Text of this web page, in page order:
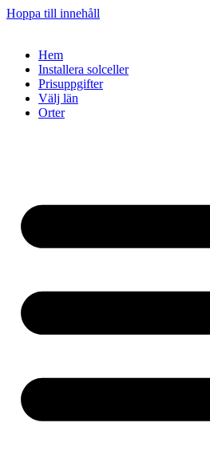
Hoppa till innehåll
Hem
Installera solceller
Prisuppgifter
Välj län
Orter